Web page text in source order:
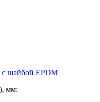
с шайбой EPDM
мм: